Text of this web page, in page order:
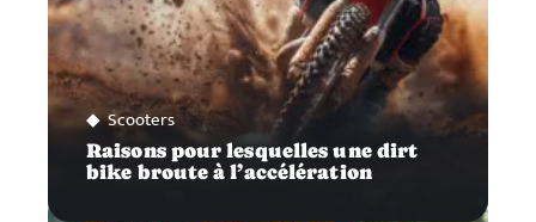
Scooters
Raisons pour lesquelles une dirt
bike broute à l’accélération